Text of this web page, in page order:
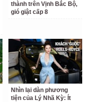
thành trên Vịnh Bắc Bộ,
gió giật cấp 8
Nhìn lại dàn phương
tiện của Lý Nhã Kỳ: Ít